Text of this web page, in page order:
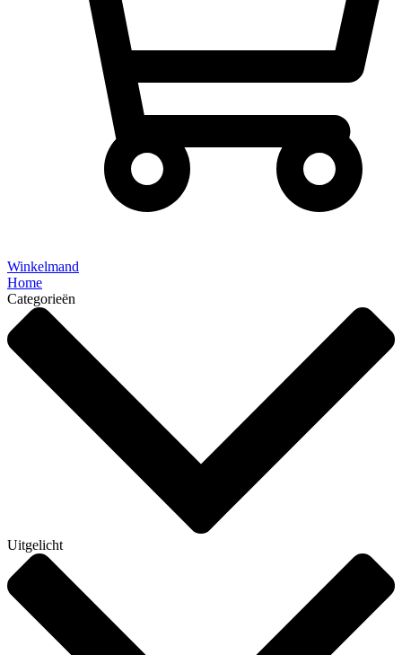
Winkelmand
Home
Categorieën
Uitgelicht